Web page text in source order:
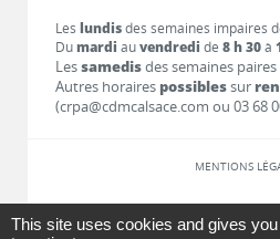
Les lundisdes semaines impaires
Dumardi auvendredi de 8 h 30à
Lessamedisdes semaines
Autres horaires possiblessur
(crpa@cdmcalsace.com ou 03 68
MENTIONS
LIENS
This site uses cookies and gives